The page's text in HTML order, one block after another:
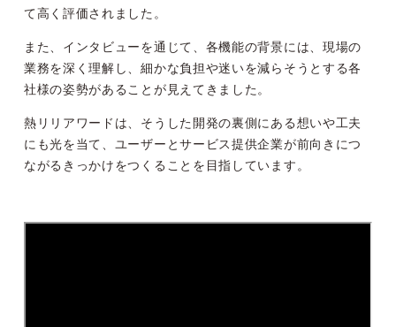
て高く評価されました。
また、インタビューを通じて、各機能の背景には、現場の
業務を深く理解し、細かな負担や迷いを減らそうとする各
社様の姿勢があることが見えてきました。
熱リリアワードは、そうした開発の裏側にある想いや工夫
にも光を当て、ユーザーとサービス提供企業が前向きにつ
ながるきっかけをつくることを目指しています。